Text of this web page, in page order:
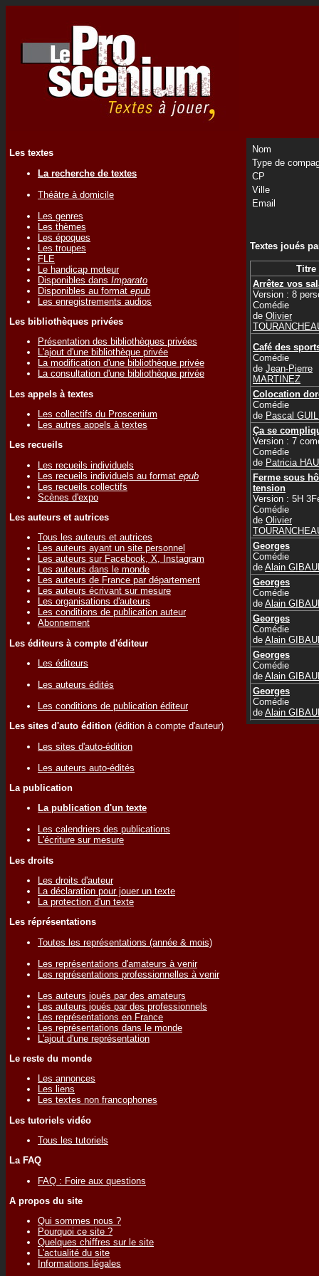
Les textes
La recherche de textes
Théâtre à domicile
Les genres
Les thèmes
Les époques
Les troupes
FLE
Le handicap moteur
Disponibles dans Imparato
Disponibles au format epub
Les enregistrements audios
Les bibliothèques privées
Présentation des bibliothèques privées
L'ajout d'une bibliothèque privée
La modification d'une bibliothèque privée
La consultation d'une bibliothèque privée
Les appels à textes
Les collectifs du Proscenium
Les autres appels à textes
Les recueils
Les recueils individuels
Les recueils individuels au format epub
Les recueils collectifs
Scènes d'expo
Les auteurs et autrices
Tous les auteurs et autrices
Les auteurs ayant un site personnel
Les auteurs sur Facebook, X, Instagram
Les auteurs dans le monde
Les auteurs de France par département
Les auteurs écrivant sur mesure
Les organisations d'auteurs
Les conditions de publication auteur
Abonnement
Les éditeurs à compte d'éditeur
Les éditeurs
Les auteurs édités
Les conditions de publication éditeur
Les sites d'auto édition (édition à compte d'auteur)
Les sites d'auto-édition
Les auteurs auto-édités
La publication
La publication d'un texte
Les calendriers des publications
L'écriture sur mesure
Les droits
Les droits d'auteur
La déclaration pour jouer un texte
La protection d'un texte
Les réprésentations
Toutes les représentations (année & mois)
Les représentations d'amateurs à venir
Les représentations professionnelles à venir
Les auteurs joués par des amateurs
Les auteurs joués par des professionnels
Les représentations en France
Les représentations dans le monde
L'ajout d'une représentation
Le reste du monde
Les annonces
Les liens
Les textes non francophones
Les tutoriels vidéo
Tous les tutoriels
La FAQ
FAQ : Foire aux questions
A propos du site
Qui sommes nous ?
Pourquoi ce site ?
Quelques chiffres sur le site
L'actualité du site
Informations légales
Nom
Type de
CP
Ville
Email
Textes joués
Titre
Arrêtez vos
Version : 8
Comédie
de Olivier
Café des
Comédie
de Jean-Pierre
MARTINEZ
Colocation
Comédie
de Pascal
Ça se
Version : 7
Comédie
de Patricia
Ferme sous
tension
Version : 5H
Comédie
de Olivier
Georges
Comédie
de Alain
Georges
Comédie
de Alain
Georges
Comédie
de Alain
Georges
Comédie
de Alain
Georges
Comédie
de Alain